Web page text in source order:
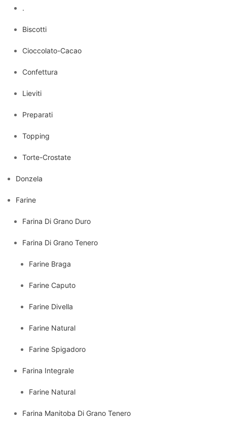
.
Biscotti
Cioccolato-Cacao
Confettura
Lieviti
Preparati
Topping
Torte-Crostate
Donzela
Farine
Farina Di Grano Duro
Farina Di Grano Tenero
Farine Braga
Farine Caputo
Farine Divella
Farine Natural
Farine Spigadoro
Farina Integrale
Farine Natural
Farina Manitoba Di Grano Tenero